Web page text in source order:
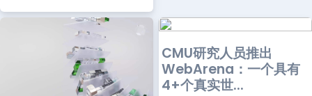
CMU研究人员推出
WebArena：一个具有
4+个真实世...